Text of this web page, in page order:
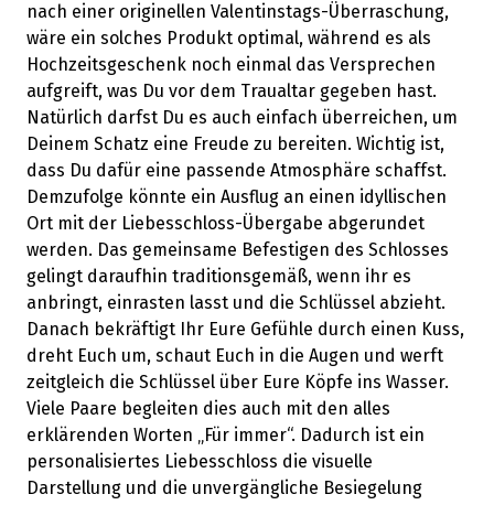
nach einer originellen Valentinstags-Überraschung,
wäre ein solches Produkt optimal, während es als
Hochzeitsgeschenk noch einmal das Versprechen
aufgreift, was Du vor dem Traualtar gegeben hast.
Natürlich darfst Du es auch einfach überreichen, um
Deinem Schatz eine Freude zu bereiten. Wichtig ist,
dass Du dafür eine passende Atmosphäre schaffst.
Demzufolge könnte ein Ausflug an einen idyllischen
Ort mit der Liebesschloss-Übergabe abgerundet
werden. Das gemeinsame Befestigen des Schlosses
gelingt daraufhin traditionsgemäß, wenn ihr es
anbringt, einrasten lasst und die Schlüssel abzieht.
Danach bekräftigt Ihr Eure Gefühle durch einen Kuss,
dreht Euch um, schaut Euch in die Augen und werft
zeitgleich die Schlüssel über Eure Köpfe ins Wasser.
Viele Paare begleiten dies auch mit den alles
erklärenden Worten „Für immer“. Dadurch ist ein
personalisiertes Liebesschloss die visuelle
Darstellung und die unvergängliche Besiegelung